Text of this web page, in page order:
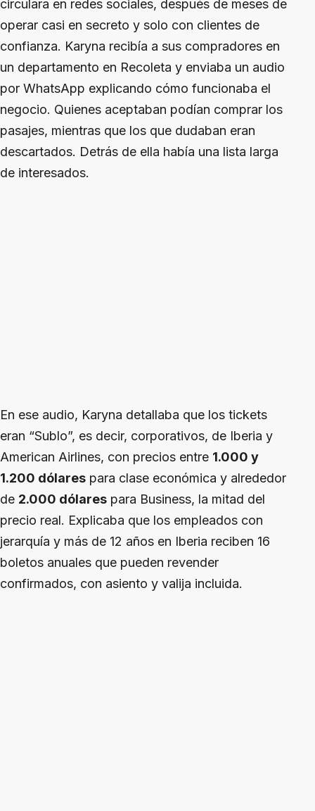
circulara en redes sociales, después de meses de
operar casi en secreto y solo con clientes de
confianza. Karyna recibía a sus compradores en
un departamento en Recoleta y enviaba un audio
por WhatsApp explicando cómo funcionaba el
negocio. Quienes aceptaban podían comprar los
pasajes, mientras que los que dudaban eran
descartados. Detrás de ella había una lista larga
de interesados.
En ese audio, Karyna detallaba que los tickets
eran “Sublo”, es decir, corporativos, de Iberia y
American Airlines, con precios entre 1.000 y
1.200 dólares para clase económica y alrededor
de 2.000 dólares para Business, la mitad del
precio real. Explicaba que los empleados con
jerarquía y más de 12 años en Iberia reciben 16
boletos anuales que pueden revender
confirmados, con asiento y valija incluida.